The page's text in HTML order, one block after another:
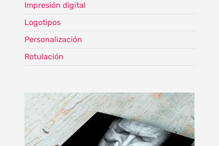
Impresión digital
Logotipos
Personalización
Rotulación